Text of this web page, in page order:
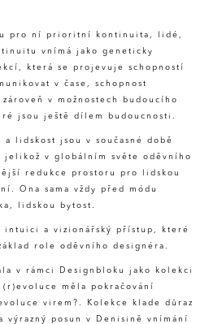
pro ní prioritní kontinuita, lidé,
vnímá jako geneticky
která se projevuje schopností
v čase, schopnost
v možnostech budoucího
jsou ještě dílem budoucnosti.
lidskost jsou v současné době
jelikož v globálním světe oděvního
redukce prostoru pro lidskou
Ona sama vždy před módu
lidskou bytost.
intuici a vizionářský přístup, které
role oděvního designéra.
v rámci Designbloku jako kolekci
měla pokračování
virem?. Kolekce klade důraz
výrazný posun v Denisině vnímání